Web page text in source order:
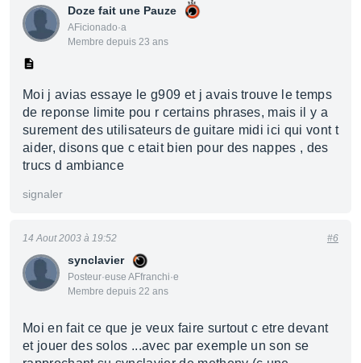
Doze fait une Pauze
AFicionado·a
Membre depuis 23 ans
Moi j avias essaye le g909 et j avais trouve le temps
de reponse limite pou r certains phrases, mais il y a
surement des utilisateurs de guitare midi ici qui vont t
aider, disons que c etait bien pour des nappes , des
trucs d ambiance
signaler
synclavier
Posteur·euse AFfranchi·e
Membre depuis 22 ans
14 Aout 2003 à 19:52 #6
Moi en fait ce que je veux faire surtout c etre devant
et jouer des solos ...avec par exemple un son se